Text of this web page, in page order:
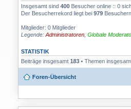
Insgesamt sind 400 Besucher online :: 0
Der Besucherrekord liegt bei 979
Mitglieder: 0 Mitglieder
Legende: Administratoren Globale
STATISTIK
Beiträge insgesamt 183 • Themen
Foren-Übersicht